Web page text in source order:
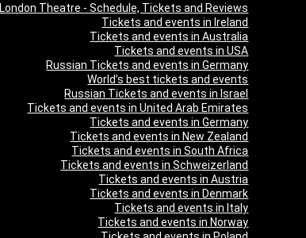
London Theatre - Schedule, Tickets and Reviews
Tickets and events in Ireland
Tickets and events in Australia
Tickets and events in USA
Russian Tickets and events in Germany
World’s best tickets and events
Russian Tickets and events in Israel
Tickets and events in United Arab Emirates
Tickets and events in Germany
Tickets and events in New Zealand
Tickets and events in South Africa
Tickets and events in Schweizerland
Tickets and events in Austria
Tickets and events in Denmark
Tickets and events in Italy
Tickets and events in Norway